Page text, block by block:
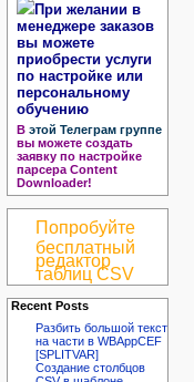
При желании в
менеджере заказов
вы можете
приобрести услуги
по настройке или
персональному
обучению
В этой Телеграм группе
вы можете создать
заявку по настройке
парсера Content
Downloader!
Попробуйте
бесплатный
редактор
таблиц CSV
Recent Posts
Разбить большой текст
на части в WBAppCEF
[SPLITVAR]
Создание столбцов